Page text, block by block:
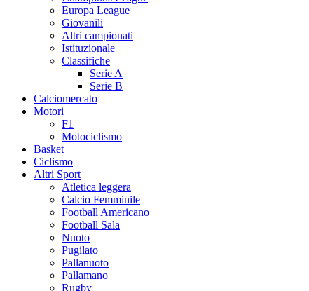
Europa League
Giovanili
Altri campionati
Istituzionale
Classifiche
Serie A
Serie B
Calciomercato
Motori
F1
Motociclismo
Basket
Ciclismo
Altri Sport
Atletica leggera
Calcio Femminile
Football Americano
Football Sala
Nuoto
Pugilato
Pallanuoto
Pallamano
Rugby